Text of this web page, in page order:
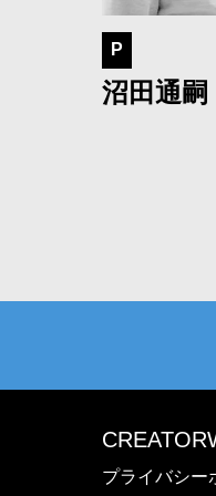
P
沼田通嗣
CREATOR
プライバシー